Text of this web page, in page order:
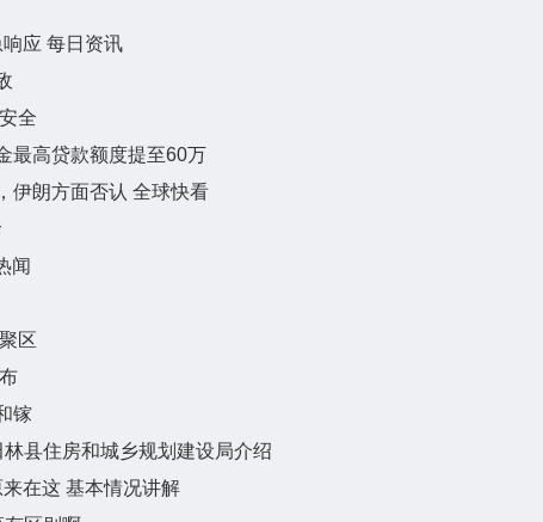
应 每日资讯
全
最高贷款额度提至60万
伊朗方面否认 全球快看
闻
区
镓
县住房和城乡规划建设局介绍
在这 基本情况讲解